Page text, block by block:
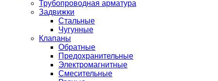
Трубопроводная арматура
Задвижки
Стальные
Чугунные
Клапаны
Обратные
Предохранительные
Электромагнитные
Смесительные